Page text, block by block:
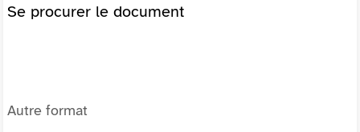
Se procurer le document
Autre format